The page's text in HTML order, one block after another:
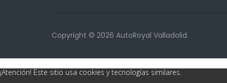
Copyright © 2026 AutoRoyal Valladolid.
¡Atención! Este sitio usa cookies y tecnologías similares.